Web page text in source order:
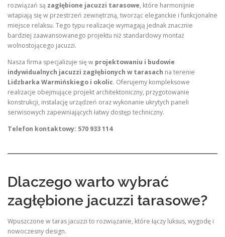
rozwiązań są zagłębione jacuzzi tarasowe, które harmonijnie
wtapiają się w przestrzeń zewnętrzną, tworząc eleganckie i funkcjonalne
miejsce relaksu. Tego typu realizacje wymagają jednak znacznie
bardziej zaawansowanego projektu niż standardowy montaż
wolnostojącego jacuzzi.
Nasza firma specjalizuje się w projektowaniu i budowie
indywidualnych jacuzzi zagłębionych w tarasach na terenie
Lidzbarka Warmińskiego i okolic. Oferujemy kompleksowe
realizacje obejmujące projekt architektoniczny, przygotowanie
konstrukcji, instalację urządzeń oraz wykonanie ukrytych paneli
serwisowych zapewniających łatwy dostęp techniczny.
Telefon kontaktowy: 570 933 114
Dlaczego warto wybrać
zagłębione jacuzzi tarasowe?
Wpuszczone w taras jacuzzi to rozwiązanie, które łączy luksus, wygodę i
nowoczesny design.